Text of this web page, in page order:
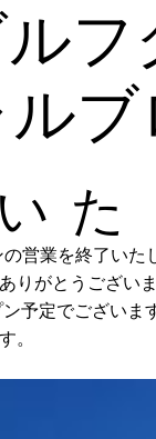
た
営業を終了いた
りがとうございま
予定でございます
。